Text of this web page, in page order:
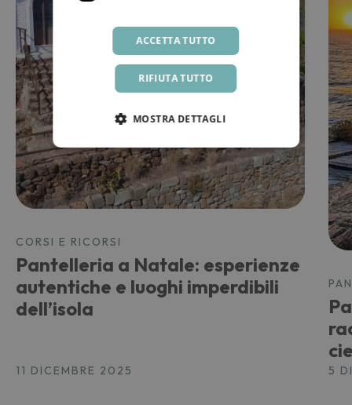
CORSI E RICORSI
Pantelleria a Natale: esperienze
autentiche e luoghi imperdibili
dell’isola
11 DICEMBRE 2025 5
ACCETTA TUTTO
RIFIUTA TUTTO
MOSTRA DETTAGLI